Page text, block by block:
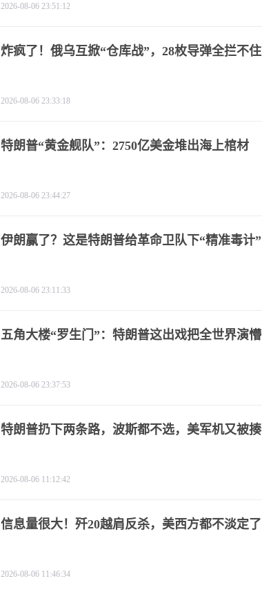
2026-08-06 23:51:12
炸疯了！俄乌互掀“仓库战”，28枚导弹全拦不住
2026-08-06 23:33:18
特朗普“黄金舰队”：2750亿美金堆出海上棺材
2026-08-06 23:44:27
伊朗赢了？这是特朗普给革命卫队下“精准毒计”
2026-08-06 23:11:33
五角大楼“罗生门”：特朗普这出戏把全世界演懵
2026-08-06 23:37:53
特朗普扔下两条路，波斯都不选，美军机又被揍
2026-08-06 11:12:42
信息量很大！歼20越肩反杀，美西方都不淡定了
2026-08-06 11:46:34